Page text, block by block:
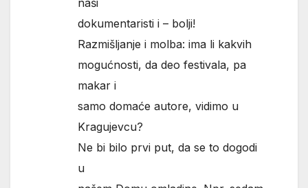
naši
dokumentaristi i – bolji!
Razmišljanje i molba: ima li kakvih
mogućnosti, da deo festivala, pa
makar i
samo domaće autore, vidimo u
Kragujevcu?
Ne bi bilo prvi put, da se to dogodi
u